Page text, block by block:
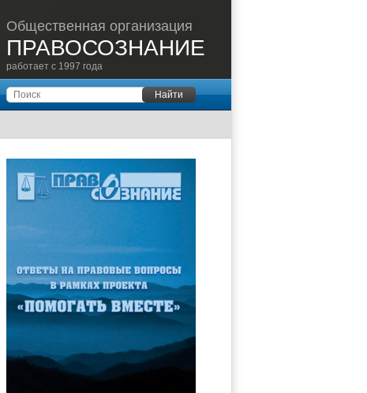
Общественная организация
ПРАВОСОЗНАНИЕ
работает с 1997 года
Поиск Найти